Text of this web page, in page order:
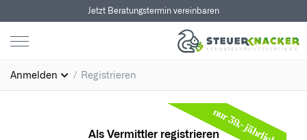
Jetzt Beratungstermin vereinbaren
Anmelden Registrieren
nur 39,- jährlich
Als Vermittler registrieren